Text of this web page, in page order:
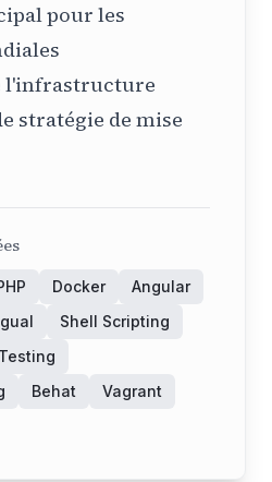
pour les
l'infrastructure
stratégie de mise
Docker
Angular
Shell Scripting
Behat
Vagrant